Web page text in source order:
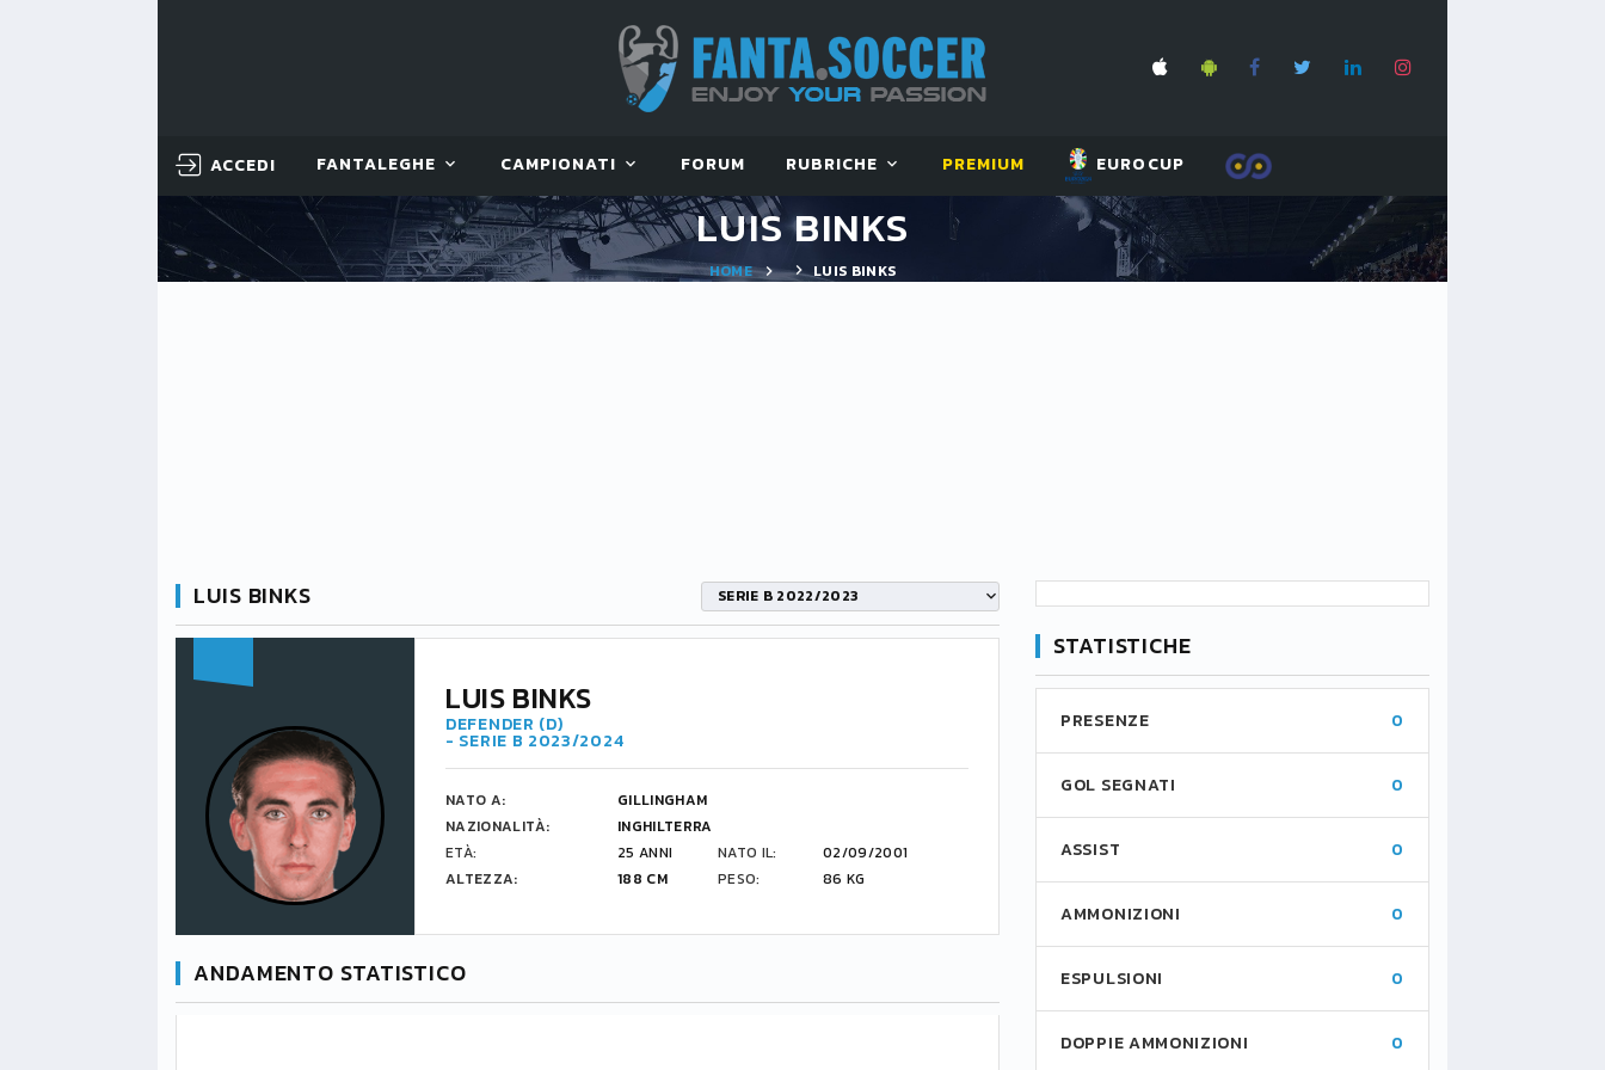
ACCEDI FANTALEGHE CAMPIONATI FORUM RUBRICHE PREMIUM EUROCUP
LUIS BINKS
HOME LUIS BINKS
LUIS BINKS SERIE B 2022/2023
LUIS BINKS
DEFENDER (D)
- SERIE B 2023/2024
NATO A:
GILLINGHAM
NAZIONALITÀ:
INGHILTERRA
ETÀ:
25 ANNI NATO IL:
02/09/2001
ALTEZZA:
188 CM PESO: 86 KG
ANDAMENTO STATISTICO
STATISTICHE
PRESENZE 0
GOL SEGNATI 0
ASSIST 0
AMMONIZIONI 0
ESPULSIONI 0
DOPPIE AMMONIZIONI 0